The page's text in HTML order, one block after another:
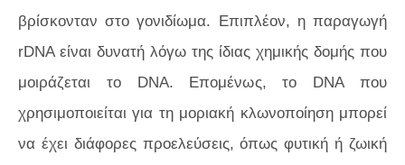
βρίσκονταν στο γονιδίωμα. Επιπλέον, η παραγωγή
rDNA είναι δυνατή λόγω της ίδιας χημικής δομής που
μοιράζεται το DNA. Επομένως, το DNA που
χρησιμοποιείται για τη μοριακή κλωνοποίηση μπορεί
να έχει διάφορες προελεύσεις, όπως φυτική ή ζωική